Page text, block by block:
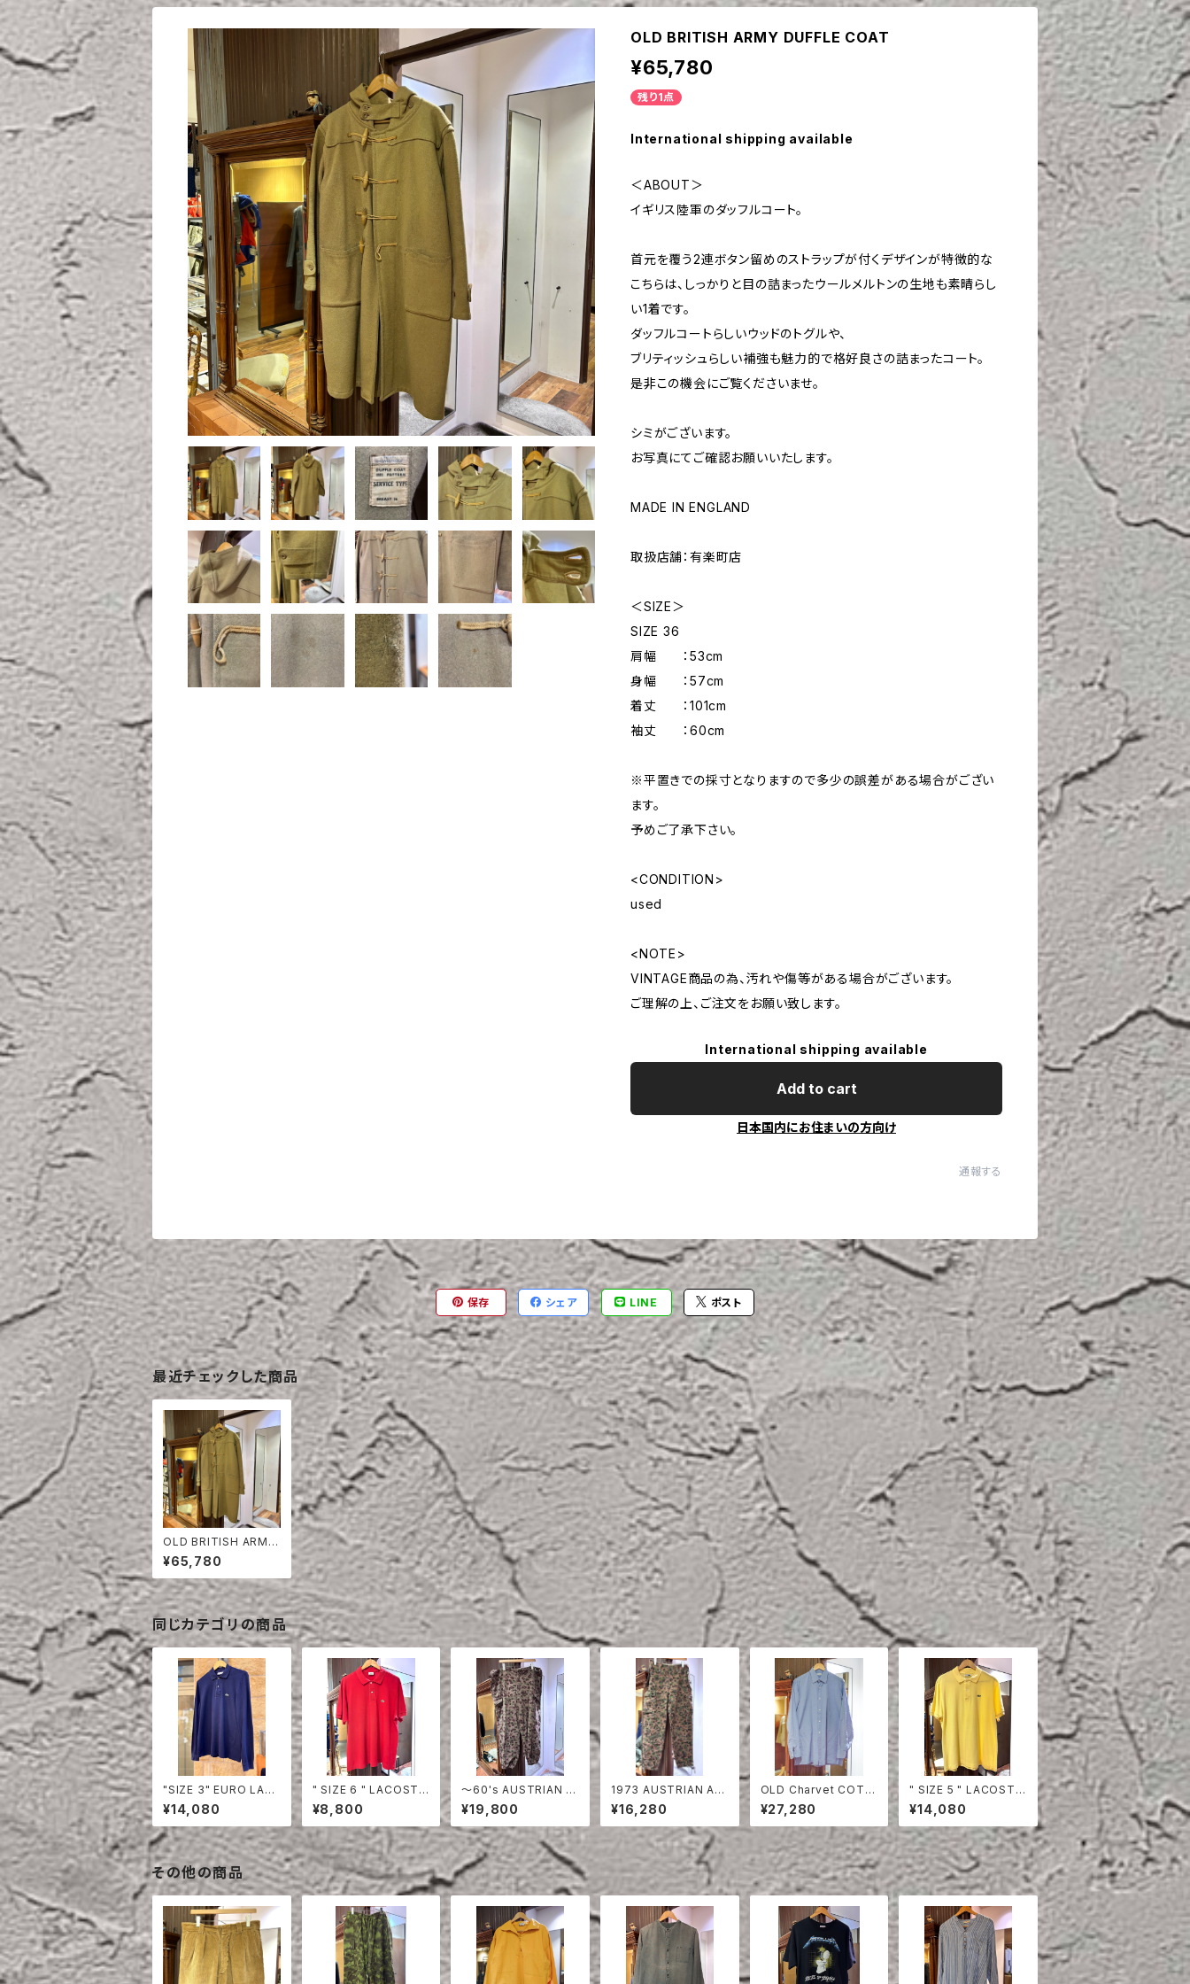
OLD BRITISH ARMY DUFFLE COAT
¥65,780
残り1点
International shipping available
＜ABOUT＞
イギリス陸軍のダッフルコート。
首元を覆う2連ボタン留めのストラップが付くデザインが特徴的な
こちらは、しっかりと目の詰まったウールメルトンの生地も素晴らし
い1着です。
ダッフルコートらしいウッドのトグルや、
ブリティッシュらしい補強も魅力的で格好良さの詰まったコート。
是非この機会にご覧くださいませ。
シミがございます。
お写真にてご確認お願いいたします。
MADE IN ENGLAND
取扱店舗：有楽町店
＜SIZE＞
SIZE 36
肩幅 ：53cm
身幅 ：57cm
着丈 ：101cm
袖丈 ：60cm
※平置きでの採寸となりますので多少の誤差がある場合がござい
ます。
予めご了承下さい。
<CONDITION>
used
<NOTE>
VINTAGE商品の為、汚れや傷等がある場合がございます。
ご理解の上、ご注文をお願い致します。
International shipping available
Add to cart
日本国内にお住まいの方向け
通報する
保存 シェア LINE ポスト
最近チェックした商品
OLD BRITISH ARMY
DUFFLE COAT
¥65,780
同じカテゴリの商品
"SIZE 3" EURO LAC
OSTE POLO SHIRT
LONG SLEEVE
¥14,080
" SIZE 6 " LACOSTE
POLO SHIRT RED
¥8,800
〜60's AUSTRIAN A
RMY PEA DOT CAM
O FIERD PANTS
¥19,800
1973 AUSTRIAN AR
MY PEA DOT CAMO
FIERD PANTS
¥16,280
OLD Charvet COTT
ON SHIRT
¥27,280
" SIZE 5 " LACOSTE
POLO SHIRT YELLO
W
¥14,080
その他の商品